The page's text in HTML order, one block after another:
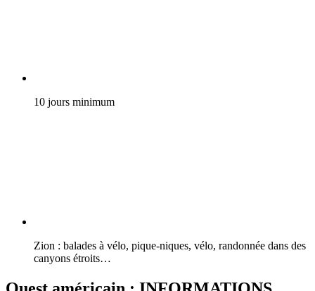
10 jours minimum
Zion : balades à vélo, pique-niques, vélo, randonnée dans des
canyons étroits…